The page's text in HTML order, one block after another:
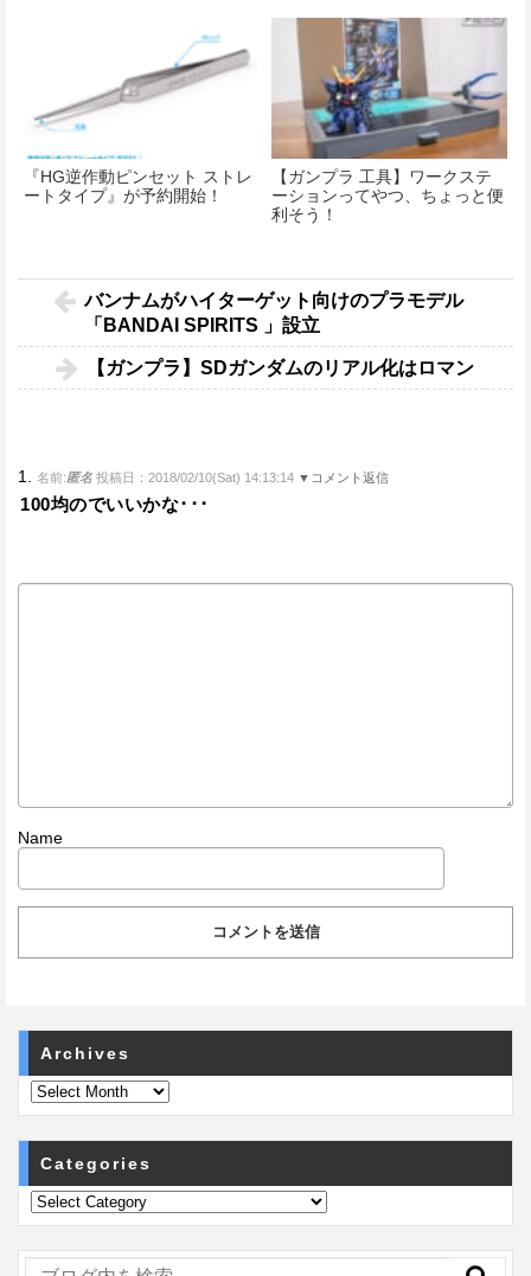
『HG逆作動ピンセット ストレ
ートタイプ』が予約開始！
【ガンプラ 工具】ワークステ
ーションってやつ、ちょっと便
利そう！
バンナムがハイターゲット向けのプラモデル
「BANDAI SPIRITS 」設立
【ガンプラ】SDガンダムのリアル化はロマン
1. 名前:匿名 投稿日：2018/02/10(Sat) 14:13:14 ▼コメント返信
100均のでいいかな･･･
Name
Archives
Categories